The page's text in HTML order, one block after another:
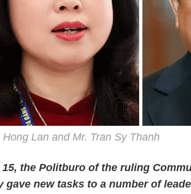
Lan and Mr. Tran Sy Thanh
15, the Politburo of the ruling
gave new tasks to a number of